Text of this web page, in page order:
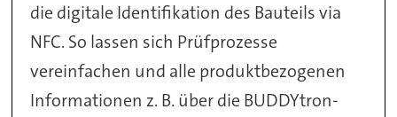
die digitale Identifikation des Bauteils via
NFC. So lassen sich Prüfprozesse
vereinfachen und alle produktbezogenen
Informationen z. B. über die BUDDYtron-